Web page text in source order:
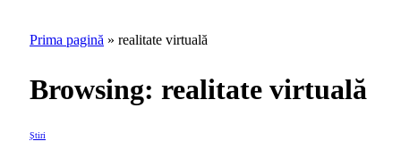
Prima pagină » realitate virtuală
Browsing: realitate virtuală
Știri